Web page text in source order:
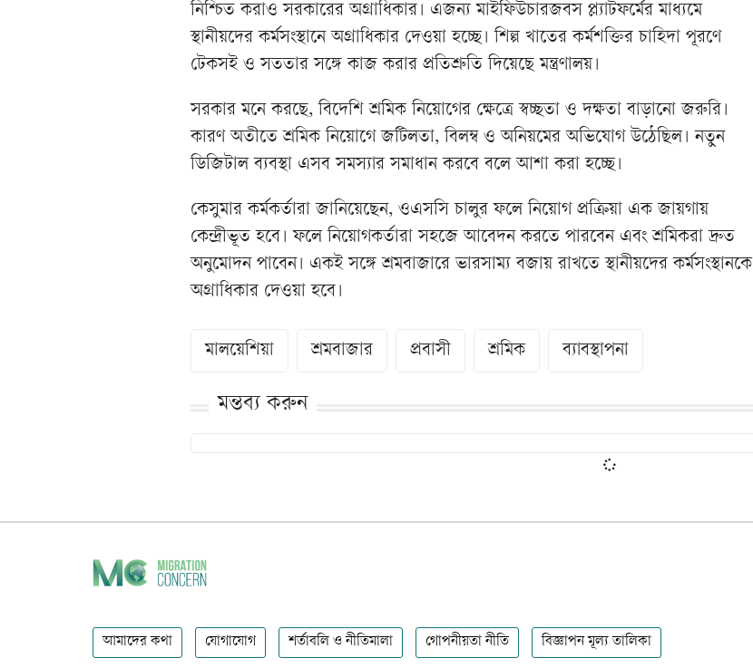
নিশ্চিত করাও সরকারের অগ্রাধিকার। এজন্য মাইফিউচারজবস প্ল্যাটফর্মের মাধ্যমে
স্থানীয়দের কর্মসংস্থানে অগ্রাধিকার দেওয়া হচ্ছে। শিল্প খাতের কর্মশক্তির চাহিদা পূরণে
টেকসই ও সততার সঙ্গে কাজ করার প্রতিশ্রুতি দিয়েছে মন্ত্রণালয়।
সরকার মনে করছে, বিদেশি শ্রমিক নিয়োগের ক্ষেত্রে স্বচ্ছতা ও দক্ষতা বাড়ানো জরুরি।
কারণ অতীতে শ্রমিক নিয়োগে জটিলতা, বিলম্ব ও অনিয়মের অভিযোগ উঠেছিল। নতুন
ডিজিটাল ব্যবস্থা এসব সমস্যার সমাধান করবে বলে আশা করা হচ্ছে।
কেসুমার কর্মকর্তারা জানিয়েছেন, ওএসসি চালুর ফলে নিয়োগ প্রক্রিয়া এক জায়গায়
কেন্দ্রীভূত হবে। ফলে নিয়োগকর্তারা সহজে আবেদন করতে পারবেন এবং শ্রমিকরা দ্রুত
অনুমোদন পাবেন। একই সঙ্গে শ্রমবাজারে ভারসাম্য বজায় রাখতে স্থানীয়দের কর্মসংস্থানকে
অগ্রাধিকার দেওয়া হবে।
মালয়েশিয়া শ্রমবাজার প্রবাসী শ্রমিক ব্যাবস্থাপনা
মন্তব্য করুন
আমাদের কথা যোগাযোগ শর্তাবলি ও নীতিমালা গোপনীয়তা নীতি বিজ্ঞাপন মূল্য তালিকা